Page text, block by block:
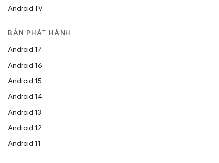
Android TV
BẢN PHÁT HÀNH
Android 17
Android 16
Android 15
Android 14
Android 13
Android 12
Android 11